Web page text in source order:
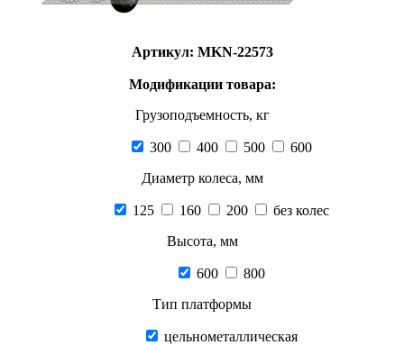
Артикул: MKN-22573
Модификации товара:
Грузоподъемность, кг
300 400 500
600
Диаметр колеса, мм
125 160 200
без колес
Высота, мм
600
800
Тип платформы
цельнометаллическая